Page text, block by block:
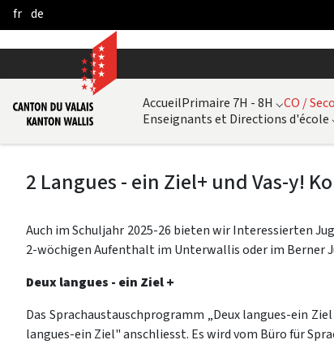
Skip to Main Content
fr de
AccueilPrimaire 7H - 8H ⌵CO /
Enseignants et Directions d'école
2 Langues - ein Ziel+ und Vas-y!
Auch im Schuljahr 2025-26 bieten wir Interessierten
2-wöchigen Aufenthalt im Unterwallis oder im Berner
Deux langues - ein Ziel +
Das Sprachaustauschprogramm „Deux langues-ein
langues-ein Ziel" anschliesst. Es wird vom Büro für